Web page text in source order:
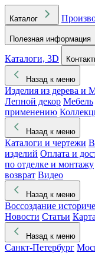
Каталог
Полезная информация
Каталоги, 3D
Назад к меню
Изделия из дерева и
Лепной декор Мебель
применению
Назад к меню
Каталоги и чертежи
изделий Оплата и
по отделке и монтажу
возврат Видео
Назад к меню
Воссоздание
Новости Статьи
Назад к меню
Санкт-Петербург